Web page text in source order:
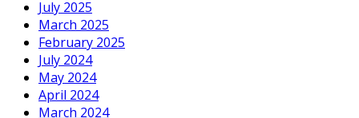
July 2025
March 2025
February 2025
July 2024
May 2024
April 2024
March 2024